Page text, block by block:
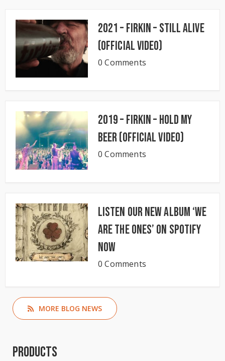
2021 – Firkin – Still Alive
(Official Video)
0 Comments
2019 – Firkin – Hold My
Beer (Official Video)
0 Comments
Listen our new album ‘We
Are The Ones’ on Spotify
now
0 Comments
MORE BLOG NEWS
Products